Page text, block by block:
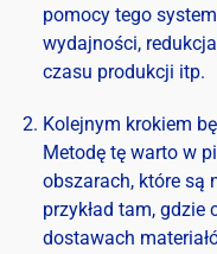
pomocy tego
wydajności,
czasu produkcji itp.
Kolejnym krokiem
Metodę tę warto w
obszarach, które są
przykład tam,
dostawach